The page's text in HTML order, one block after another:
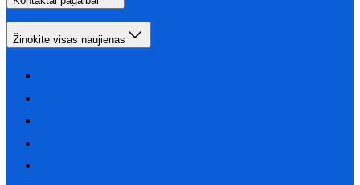
Žinokite visas naujienas